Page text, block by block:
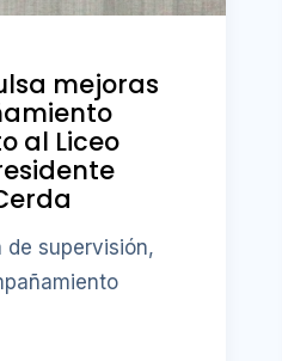
mejoras
al Liceo
de supervisión,